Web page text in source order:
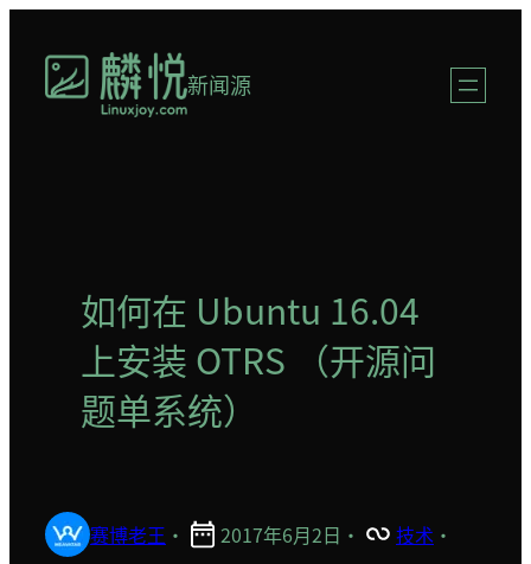
新闻源
如何在 Ubuntu 16.04
上安装 OTRS （开源问
题单系统）
赛博老王 · 2017年6月2日 · 技术 ·